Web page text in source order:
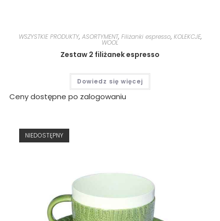
WSZYSTKIE PRODUKTY, ASORTYMENT, Filiżanki espresso, KOLEKCJE,
WOOL
Zestaw 2 filiżanek espresso
Dowiedz się więcej
Ceny dostępne po zalogowaniu
NIEDOSTĘPNY